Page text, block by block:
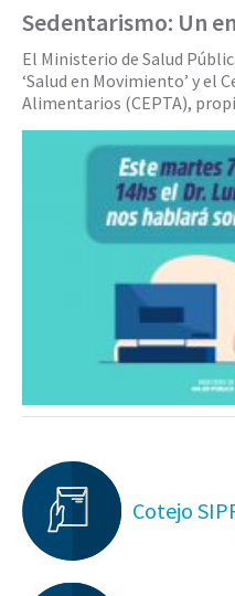
Sedentarismo: Un
El Ministerio de Salud
‘Salud en Movimiento’ y el
Alimentarios (CEPTA),
Cotejo